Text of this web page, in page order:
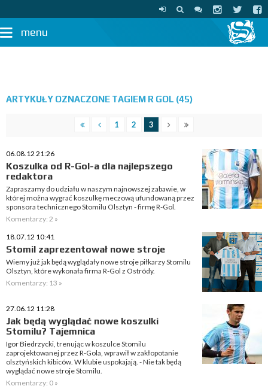
menu
ARTYKUŁY OZNACZONE TAGIEM R GOL (45)
1 2 3
06.08.12 21:26
Koszulka od R-Gol-a dla najlepszego
redaktora
Zapraszamy do udziału w naszym najnowszej zabawie, w
której można wygrać koszulkę meczową ufundowaną przez
sponsora technicznego Stomilu Olsztyn - firmę R-Gol.
Komentarzy: 2 »
18.07.12 10:41
Stomil zaprezentował nowe stroje
Wiemy już jak będą wyglądały nowe stroje piłkarzy Stomilu
Olsztyn, które wykonała firma R-Gol z Ostródy.
Komentarzy: 13 »
27.06.12 11:28
Jak będą wyglądać nowe koszulki
Stomilu? Tajemnica
Igor Biedrzycki, trenując w koszulce Stomilu
zaprojektowanej przez R-Gola, wprawił w zakłopotanie
olsztyńskich kibiców. W klubie uspokajają. - Nie tak będą
wyglądać nowe stroje Stomilu.
Komentarzy: 0 »